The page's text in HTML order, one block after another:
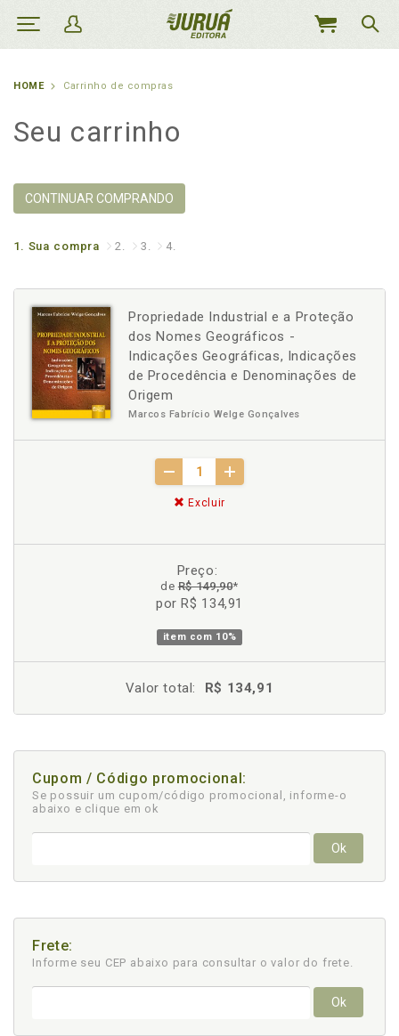
MEU
HOME Carrinho de compras
Seu carrinho
CONTINUAR COMPRANDO
1. Sua compra 2. 3. 4.
Propriedade Industrial e a Proteção
dos Nomes Geográficos -
Indicações Geográficas, Indicações
de Procedência e Denominações de
Origem
Marcos Fabrício Welge Gonçalves
Excluir
Preço:
deR$ 149,90*
por R$ 134,91
item com 10%
Valor total: R$ 134,91
Cupom / Código promocional:
Se possuir um cupom/código promocional, informe-o
abaixo e clique em ok
Ok
Frete:
Informe seu CEP abaixo para consultar o valor do frete.
Ok